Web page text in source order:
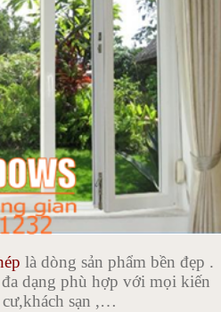
là dòng sản phẩm bền đẹp .
dạng phù hợp với mọi kiến
sạn ,…